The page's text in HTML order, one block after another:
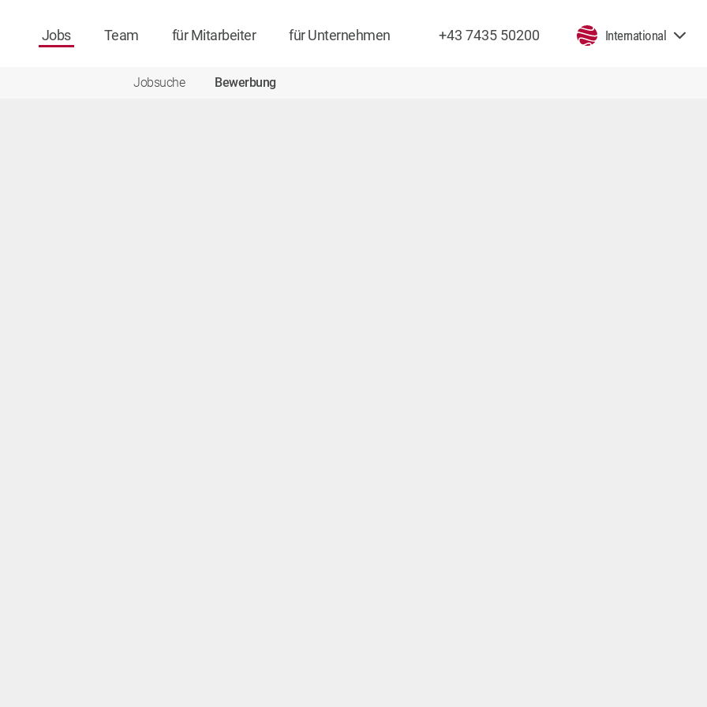
International
+43 7435 50200
Jobs
Jobsuche Bewerbung
Team für Mitarbeiter für Unternehmen
=> EMPTY [PLZ] => EMPTY [Ort] => EMPTY [Land] => EMPTY [Geschlecht] => EMPTY [Telefonnummer] => EMPTY [Berufart1] => EMPTY